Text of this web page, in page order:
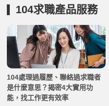
104求職產品服務
104處理過履歷、聯絡過求職者
是什麼意思？揭密4大實用功
能，找工作更有效率